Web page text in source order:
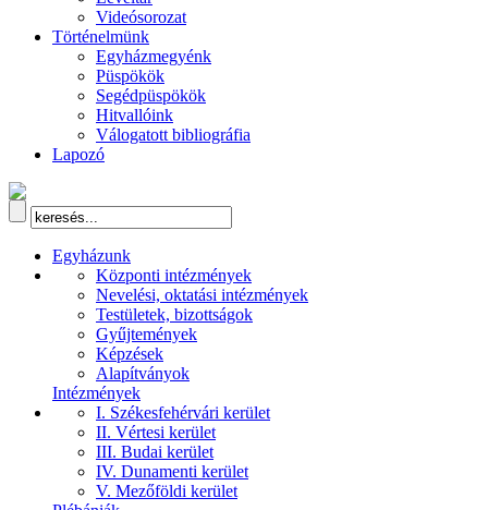
Videósorozat
Történelmünk
Egyházmegyénk
Püspökök
Segédpüspökök
Hitvallóink
Válogatott bibliográfia
Lapozó
Egyházunk
Központi intézmények
Nevelési, oktatási intézmények
Testületek, bizottságok
Gyűjtemények
Képzések
Alapítványok
Intézmények
I. Székesfehérvári kerület
II. Vértesi kerület
III. Budai kerület
IV. Dunamenti kerület
V. Mezőföldi kerület